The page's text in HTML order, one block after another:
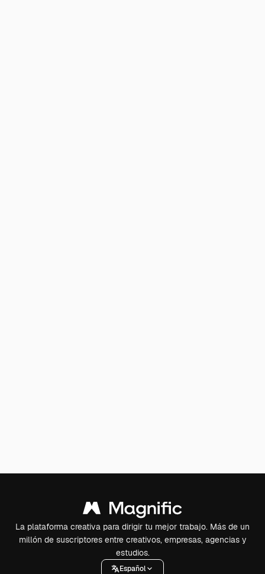
La plataforma creativa para dirigir tu mejor trabajo. Más de un
millón de suscriptores entre creativos, empresas, agencias y
estudios.
Español